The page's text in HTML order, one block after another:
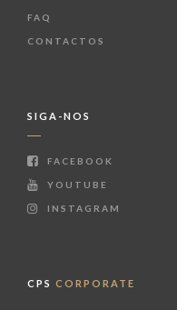
FAQ
CONTACTOS
SIGA-NOS
FACEBOOK
YOUTUBE
INSTAGRAM
CPS CORPORATE